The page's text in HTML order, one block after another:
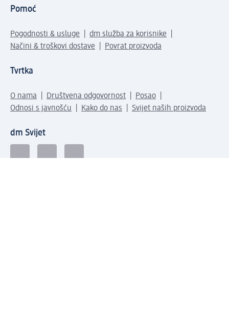
Pomoć
Pogodnosti & usluge
dm služba za korisnike
Načini & troškovi dostave
Povrat proizvoda
Tvrtka
O nama Društvena odgovornost
Posao
Odnosi s javnošću
Kako do nas Svijet naših proizvoda
dm Svijet